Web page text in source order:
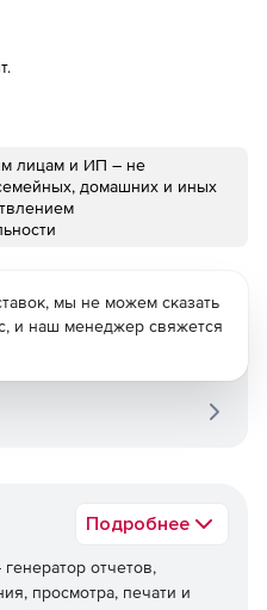
лицам и ИП – не
домашних и иных
Подробнее
генератор отчетов,
просмотра, печати и
мы не можем сказать
и наш менеджер свяжется